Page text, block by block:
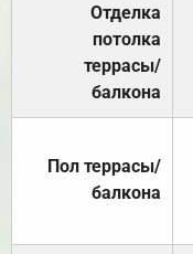
Отделка
потолка
террасы/
балкона
Пол террасы/
балкона